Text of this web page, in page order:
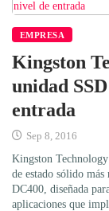
EMPRESA
Kingston
unidad
entrada
Sep 8, 2016
Kingston
de estado sólido
DC400, diseñada
aplicaciones que